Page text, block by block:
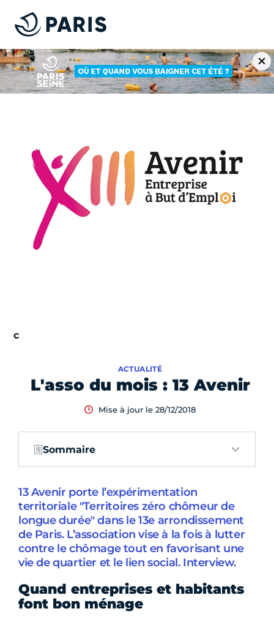
L'asso du mois : 13 Avenir
ACTUALITÉ
Mise à jour le 28/12/2018
Sommaire
13 Avenir porte l’expérimentation
territoriale "Territoires zéro chômeur de
longue durée" dans le 13e arrondissement
de Paris. L’association vise à la fois à lutter
contre le chômage tout en favorisant une
vie de quartier et le lien social. Interview.
Quand entreprises et habitants
font bon ménage